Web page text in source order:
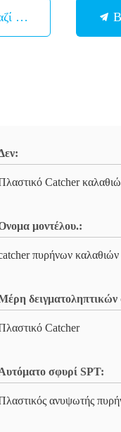
Μας
Catcher
μοντέλου.:
πυρήνων καλαθιών
Catcher
σφυρί SPT:
ανυψωτής